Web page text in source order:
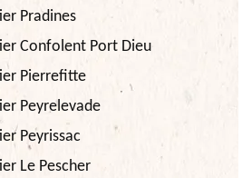
Pradines
Confolent Port Dieu
Pierrefitte
Peyrelevade
Peyrissac
Le Pescher